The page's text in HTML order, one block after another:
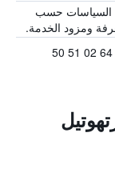
السياسات حسب
ومزود الخدمة.